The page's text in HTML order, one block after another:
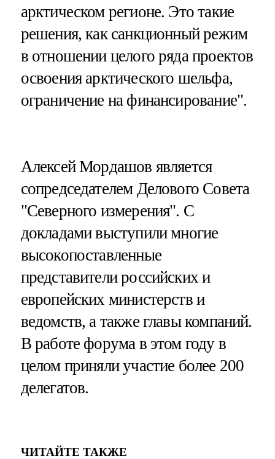
арктическом регионе. Это такие
решения, как санкционный режим
в отношении целого ряда проектов
освоения арктического шельфа,
ограничение на финансирование".
Алексей Мордашов является
сопредседателем Делового Совета
"Северного измерения". С
докладами выступили многие
высокопоставленные
представители российских и
европейских министерств и
ведомств, а также главы компаний.
В работе форума в этом году в
целом приняли участие более 200
делегатов.
ЧИТАЙТЕ ТАКЖЕ